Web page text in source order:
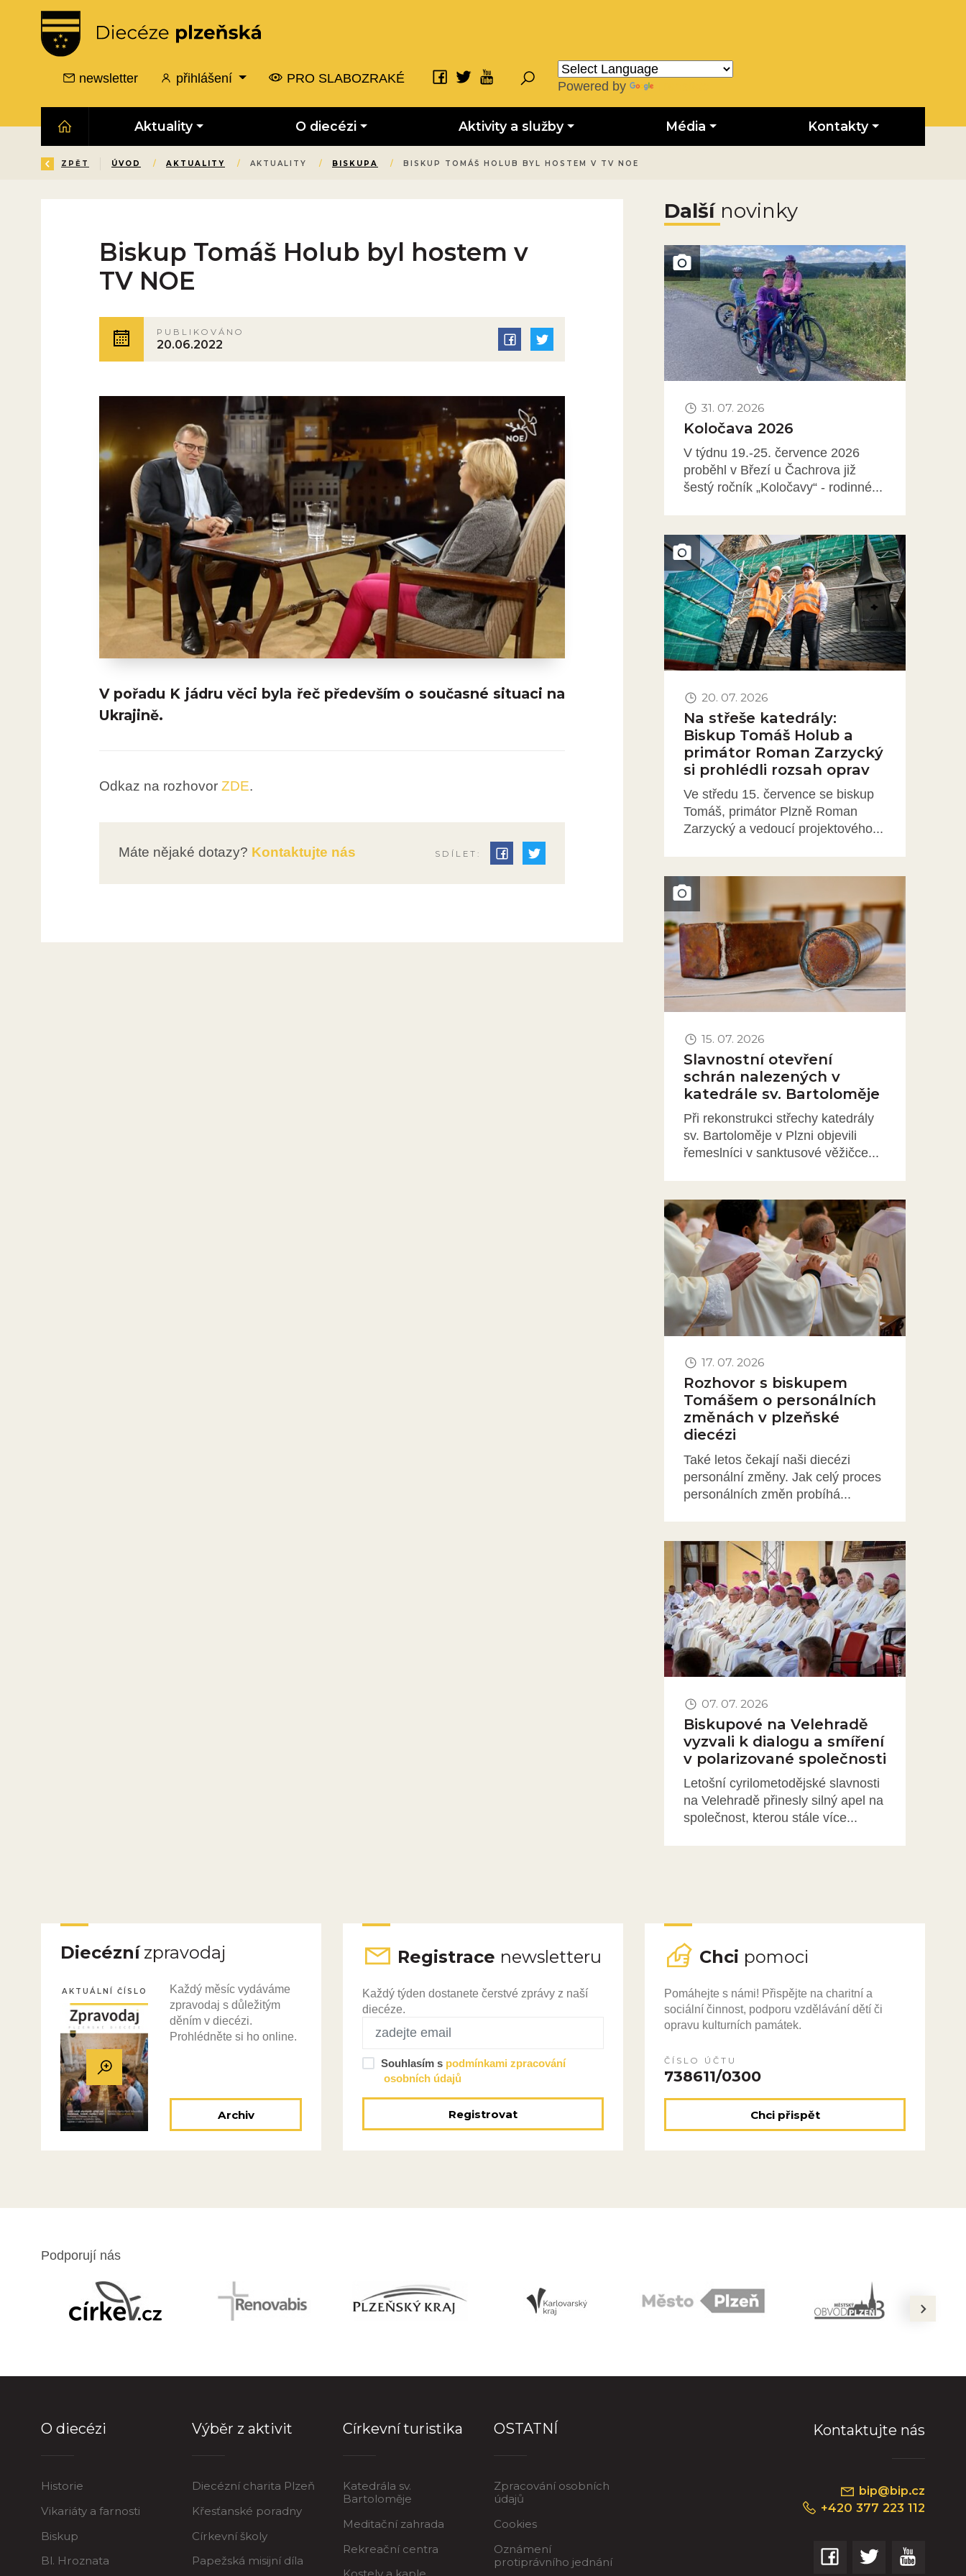
newsletter přihlášení PRO SLABOZRAKÉ
Powered by
Aktuality O diecézi Aktivity a služby Média Kontakty
ZPĚT ÚVOD / AKTUALITY / AKTUALITY / BISKUPA / BISKUP TOMÁŠ HOLUB BYL HOSTEM V TV NOE
Biskup Tomáš Holub byl hostem v
TV NOE
PUBLIKOVÁNO
20.06.2022
V pořadu K jádru věci byla řeč především o současné situaci na
Ukrajině.
Odkaz na rozhovor ZDE.
Máte nějaké dotazy? Kontaktujte nás SDÍLET:
Další novinky
Obrázek novinky
31. 07. 2026
Koločava 2026
V týdnu 19.-25. července 2026
proběhl v Březí u Čachrova již
šestý ročník „Koločavy“ - rodinné...
Obrázek novinky
20. 07. 2026
Na střeše katedrály:
Biskup Tomáš Holub a
primátor Roman Zarzycký
si prohlédli rozsah oprav
Ve středu 15. července se biskup
Tomáš, primátor Plzně Roman
Zarzycký a vedoucí projektového...
Obrázek novinky
15. 07. 2026
Slavnostní otevření
schrán nalezených v
katedrále sv. Bartoloměje
Při rekonstrukci střechy katedrály
sv. Bartoloměje v Plzni objevili
řemeslníci v sanktusové věžičce...
Obrázek novinky
17. 07. 2026
Rozhovor s biskupem
Tomášem o personálních
změnách v plzeňské
diecézi
Také letos čekají naši diecézi
personální změny. Jak celý proces
personálních změn probíhá...
Obrázek novinky
07. 07. 2026
Biskupové na Velehradě
vyzvali k dialogu a smíření
v polarizované společnosti
Letošní cyrilometodějské slavnosti
na Velehradě přinesly silný apel na
společnost, kterou stále více...
Diecéznízpravodaj
AKTUÁLNÍ ČÍSLO
Každý měsíc vydáváme
zpravodaj s důležitým
děním v diecézi.
Prohlédněte si ho online.
Archiv
Registrace newsletteru
Každý týden dostanete čerstvé zprávy z naší
diecéze.
Souhlasím s podmínkami zpracování
osobních údajů
Registrovat
Chci pomoci
Pomáhejte s námi! Přispějte na charitní a
sociální činnost, podporu vzdělávání dětí či
opravu kulturních památek.
ČÍSLO ÚČTU
738611/0300
Chci přispět
Podporují nás
next
O diecézi
Historie
Vikariáty a farnosti
Biskup
Bl. Hroznata
Výběr z aktivit
Diecézní charita Plzeň
Křesťanské poradny
Církevní školy
Papežská misijní díla
Církevní turistika
Katedrála sv.
Bartoloměje
Meditační zahrada
Rekreační centra
OSTATNÍ
Zpracování osobních
údajů
Cookies
Oznámení
protiprávního jednání
Kontaktujte nás
bip@bip.cz
+420 377 223 112